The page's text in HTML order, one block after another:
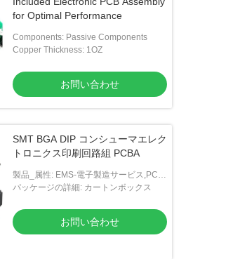
for Optimal Performance
Components: Passive Components
Copper Thickness: 1OZ
お問い合わせ
SMT BGA DIP コンシューマエレク
トロニクス印刷回路組 PCBA
製品_属性: EMS-電子製造サービス,PCB
の供給と配置,SMT,BGAおよびDIPのPCB
パッケージの詳細: カートンボックス
お問い合わせ